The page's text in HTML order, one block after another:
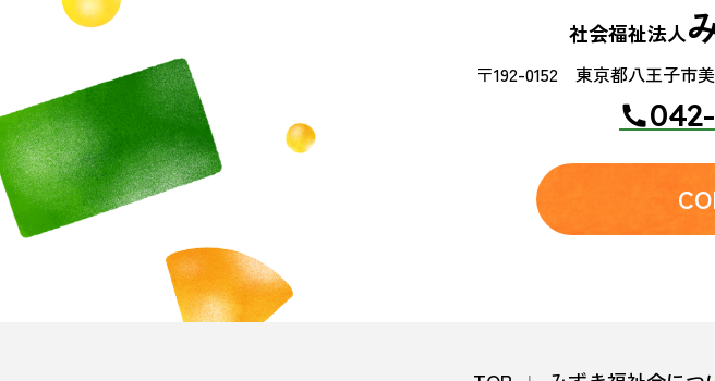
社会福祉法人
〒192-0152 東京都八王子市